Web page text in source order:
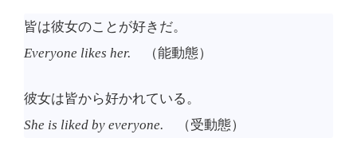
皆は彼女のことが好きだ。
Everyone likes her. （能動態）
彼女は皆から好かれている。
She is liked by everyone. （受動態）